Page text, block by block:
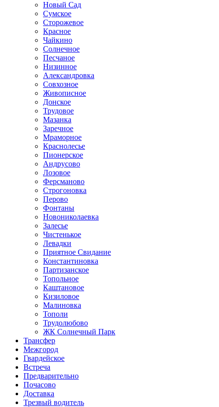
Новый Сад
Сумское
Сторожевое
Красное
Чайкино
Солнечное
Песчаное
Низинное
Александровка
Совхозное
Живописное
Донское
Трудовое
Мазанка
Заречное
Мраморное
Краснолесье
Пионерское
Андрусово
Лозовое
Ферсманово
Строгоновка
Перово
Фонтаны
Новониколаевка
Залесье
Чистенькое
Левадки
Приятное Свидание
Константиновка
Партизанское
Топольное
Каштановое
Кизиловое
Малиновка
Тополи
Трудолюбово
ЖК Солнечный Парк
Трансфер
Межгород
Гвардейское
Встреча
Предварительно
Почасово
Доставка
Трезвый водитель